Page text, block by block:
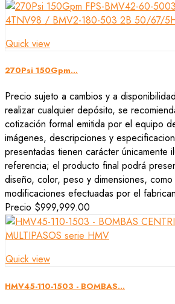
Quick view
270Psi 150Gpm...
Precio sujeto a cambios y a
realizar cualquier depósito, se
cotización formal emitida por el equipo
imágenes, descripciones y
presentadas tienen carácter únicamente
referencia; el producto final podrá
diseño, color, peso y dimensiones,
modificaciones efectuadas por el
Precio $999,999.00
Quick view
HMV45-110-1503 - BOMBAS...